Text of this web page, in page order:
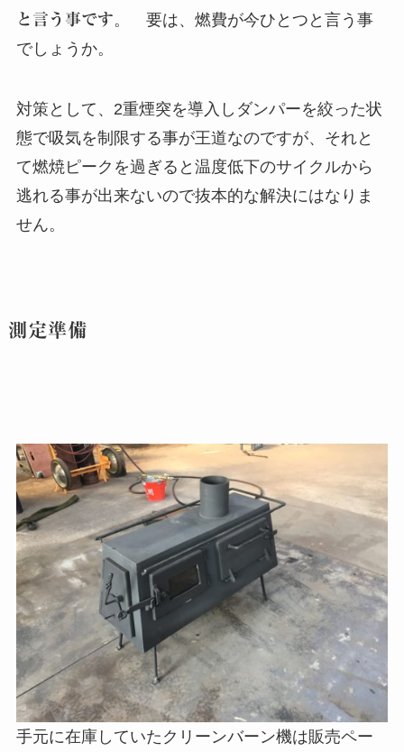
と言う事です。 要は、燃費が今ひとつと言う事
でしょうか。
対策として、2重煙突を導入しダンパーを絞った状
態で吸気を制限する事が王道なのですが、それと
て燃焼ピークを過ぎると温度低下のサイクルから
逃れる事が出来ないので抜本的な解決にはなりま
せん。
測定準備
手元に在庫していたクリーンバーン機は販売ペー